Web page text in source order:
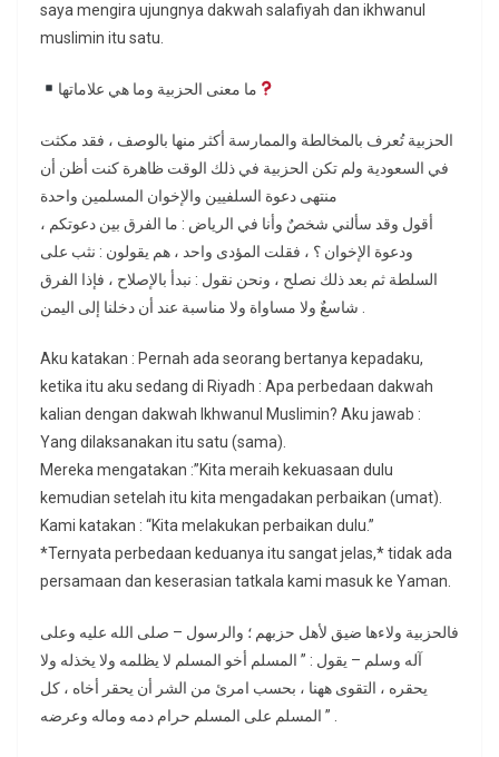
saya mengira ujungnya dakwah salafiyah dan ikhwanul
muslimin itu satu.
ما معنى الحزبية وما هي علاماتها
الحزبية تُعرف بالمخالطة والممارسة أكثر منها بالوصف ، فقد مكثت
في السعودية ولم تكن الحزبية في ذلك الوقت ظاهرة كنت أظن أن
منتهى دعوة السلفيين والإخوان المسلمين واحدة
، أقول وقد سألني شخصٌ وأنا في الرياض : ما الفرق بين دعوتكم
ودعوة الإخوان ؟ ، فقلت المؤدى واحد ، هم يقولون : نثب على
السلطة ثم بعد ذلك نصلح ، ونحن نقول : نبدأ بالإصلاح ، فإذا الفرق
Aku katakan : Pernah ada seorang bertanya kepadaku,
ketika itu aku sedang di Riyadh : Apa perbedaan dakwah
kalian dengan dakwah Ikhwanul Muslimin? Aku jawab :
Yang dilaksanakan itu satu (sama).
Mereka mengatakan :”Kita meraih kekuasaan dulu
kemudian setelah itu kita mengadakan perbaikan (umat).
Kami katakan : “Kita melakukan perbaikan dulu.”
*Ternyata perbedaan keduanya itu sangat jelas,* tidak ada
persamaan dan keserasian tatkala kami masuk ke Yaman.
فالحزبية ولاءها ضيق لأهل حزبهم ؛ والرسول – صلى الله عليه وعلى
آله وسلم – يقول : ” المسلم أخو المسلم لا يظلمه ولا يخذله ولا
يحقره ، التقوى ههنا ، بحسب امرئ من الشر أن يحقر أخاه ، كل
المسلم على المسلم حرام دمه وماله وعرضه ” .